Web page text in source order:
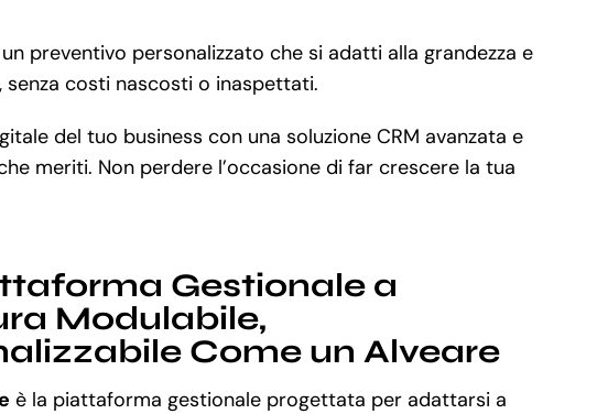
preventivo personalizzato che si adatti alla grandezza e
costi nascosti o inaspettati.
del tuo business con una soluzione CRM avanzata e
meriti. Non perdere l’occasione di far crescere la tua
Gestionale a
Modulabile,
Come un Alveare
è la piattaforma gestionale progettata per adattarsi a